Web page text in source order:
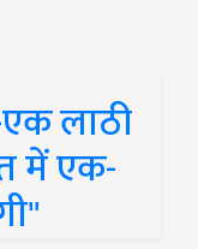
लाठी
में एक-